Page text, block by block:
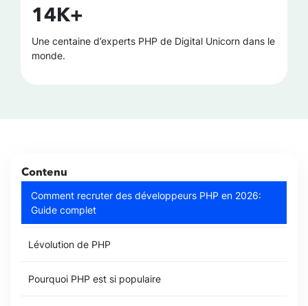
14K+
Une centaine d’experts PHP de Digital Unicorn dans le
monde.
Contenu
Comment recruter des développeurs PHP en 2026:
Guide complet
Lévolution de PHP
Pourquoi PHP est si populaire